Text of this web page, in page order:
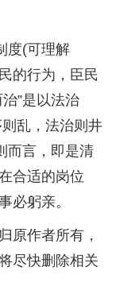
度(可理解
的行为，臣民
”是以法治
乱，法治则井
而言，即是清
合适的岗位
必躬亲。
原作者所有，
尽快删除相关